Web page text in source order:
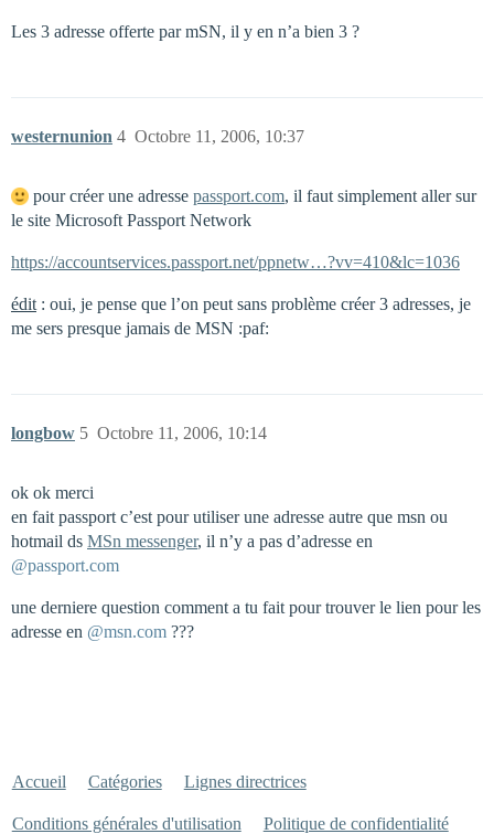
Les 3 adresse offerte par mSN, il y en n’a bien 3 ?
westernunion Octobre 11, 2006, 10:37
4
pour créer une adresse passport.com, il faut simplement aller sur
le site Microsoft Passport Network
https://accountservices.passport.net/ppnetw…?vv=410&lc=1036
édit : oui, je pense que l’on peut sans problème créer 3 adresses, je
me sers presque jamais de MSN :paf:
longbow Octobre 11, 2006, 10:14
5
ok ok merci
en fait passport c’est pour utiliser une adresse autre que msn ou
hotmail ds MSn messenger, il n’y a pas d’adresse en
@passport.com
une derniere question comment a tu fait pour trouver le lien pour les
adresse en @msn.com ???
Accueil Catégories Lignes directrices
Conditions générales d'utilisation Politique de confidentialité